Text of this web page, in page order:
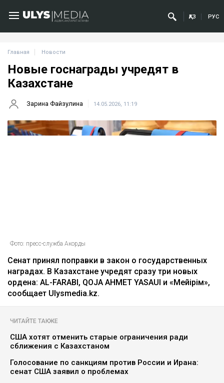
ҚАЗ РУС
Главная Новости
Новые госнаграды учредят в
Казахстане
Зарина Файзулина 14.05.2026, 11:19
Фото: пресс-служба Акорды
Сенат принял поправки в закон о государственных
наградах. В Казахстане учредят сразу три новых
ордена: AL-FARABI, QOJA AHMET YASAUI и «Мейірім»,
сообщает Ulysmedia.kz.
ЧИТАЙТЕ ТАКЖЕ
США хотят отменить старые ограничения ради
сближения с Казахстаном
Голосование по санкциям против России и Ирана:
сенат США заявил о проблемах